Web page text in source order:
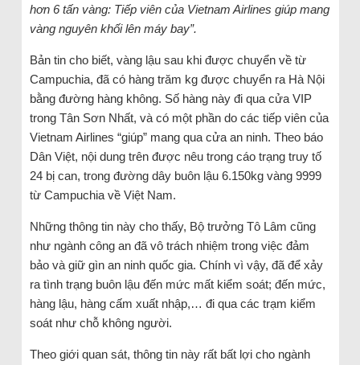
hơn 6 tấn vàng: Tiếp viên của Vietnam Airlines giúp mang
vàng nguyên khối lên máy bay”.
Bản tin cho biết, vàng lậu sau khi được chuyển về từ
Campuchia, đã có hàng trăm kg được chuyển ra Hà Nội
bằng đường hàng không. Số hàng này đi qua cửa VIP
trong Tân Sơn Nhất, và có một phần do các tiếp viên của
Vietnam Airlines “giúp” mang qua cửa an ninh. Theo báo
Dân Việt, nội dung trên được nêu trong cáo trạng truy tố
24 bị can, trong đường dây buôn lậu 6.150kg vàng 9999
từ Campuchia về Việt Nam.
Những thông tin này cho thấy, Bộ trưởng Tô Lâm cũng
như ngành công an đã vô trách nhiệm trong việc đảm
bảo và giữ gìn an ninh quốc gia. Chính vì vậy, đã để xảy
ra tình trạng buôn lậu đến mức mất kiểm soát; đến mức,
hàng lậu, hàng cấm xuất nhập,… đi qua các trạm kiểm
soát như chỗ không người.
Theo giới quan sát, thông tin này rất bất lợi cho ngành